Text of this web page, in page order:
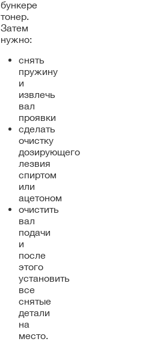
бункере
тонер.
Затем
нужно:
снять
пружину
и
извлечь
вал
проявки
сделать
очистку
дозирующего
лезвия
спиртом
или
ацетоном
очистить
вал
подачи
и
после
этого
установить
все
снятые
детали
на
место.